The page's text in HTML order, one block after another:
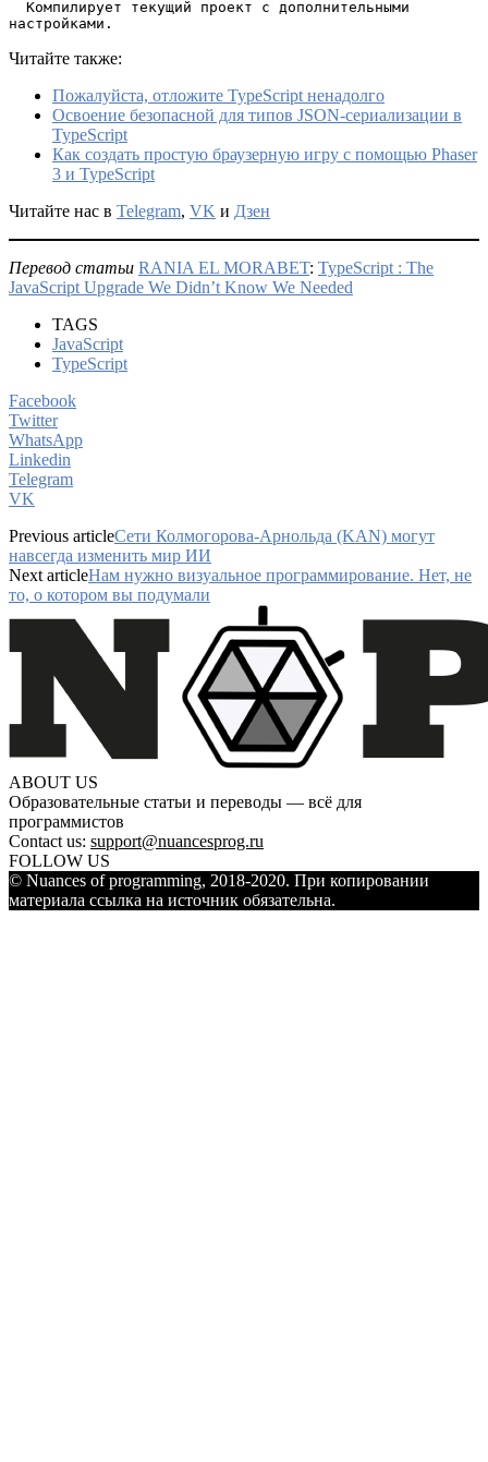
настройками.
Читайте также:
Пожалуйста, отложите TypeScript ненадолго
Освоение безопасной для типов JSON-сериализации в
TypeScript
Как создать простую браузерную игру с помощью Phaser
3 и TypeScript
Читайте нас в Telegram, VK и Дзен
Перевод статьи RANIA EL MORABET: TypeScript : The
JavaScript Upgrade We Didn’t Know We Needed
TAGS
JavaScript
TypeScript
Facebook
Twitter
WhatsApp
Linkedin
Telegram
VK
Previous articleСети Колмогорова-Арнольда (KAN) могут
навсегда изменить мир ИИ
Next articleНам нужно визуальное программирование. Нет, не
то, о котором вы подумали
ABOUT US
Образовательные статьи и переводы — всё для
программистов
Contact us: support@nuancesprog.ru
FOLLOW US
© Nuances of programming, 2018-2020. При копировании
материала ссылка на источник обязательна.